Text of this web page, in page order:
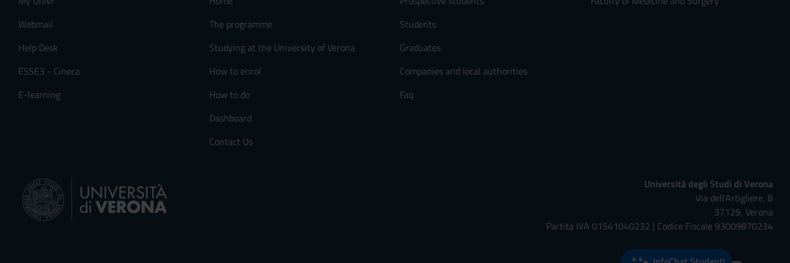
Webmail
Help Desk
ESSE3 - Cineca
E-learning
The programme
Studying at the University of Verona
How to enrol
How to do
Dashboard
Contact Us
Students
Graduates
Companies and local authorities
Faq
Università degli Studi di Verona
Via dell'Artigliere, 8
37129, Verona
Partita IVA 01541040232 | Codice Fiscale 93009870234